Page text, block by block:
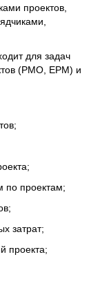
проектов,
для задач
(PMO, EPM) и
по проектам;
затрат;
проекта;